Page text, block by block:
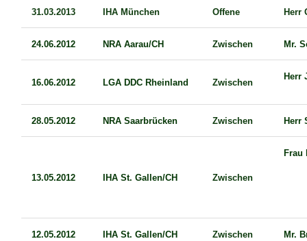
31.03.2013 IHA München Offene Herr
24.06.2012 NRA Aarau/CH Zwischen Mr.
16.06.2012 LGA DDC Rheinland Zwischen
Herr
28.05.2012 NRA Saarbrücken Zwischen Herr
13.05.2012 IHA St. Gallen/CH Zwischen
Frau
12.05.2012 IHA St. Gallen/CH Zwischen Mr.